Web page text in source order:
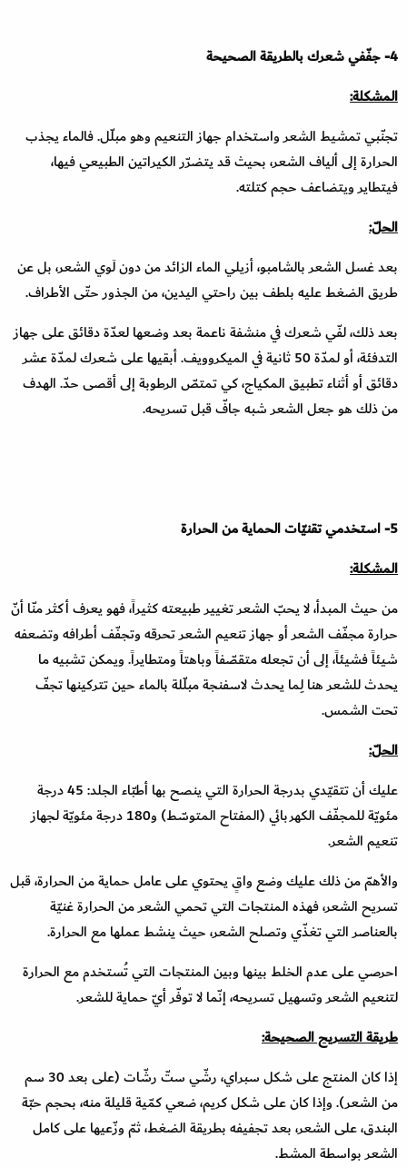
4- جفّفي شعرك بالطريقة الصحيحة
المشكلة:
تجنّبي تمشيط الشعر واستخدام جهاز التنعيم وهو مبلّل. فالماء يجذب
الحرارة إلى ألياف الشعر، بحيث قد يتضرّر الكيراتين الطبيعي فيها،
فيتطاير ويتضاعف حجم كتلته.
الحلّ:
بعد غسل الشعر بالشامبو، أزيلي الماء الزائد من دون لَوي الشعر، بل عن
طريق الضغط عليه بلطف بين راحتي اليدين، من الجذور حتّى الأطراف.
بعد ذلك، لفّي شعرك في منشفة ناعمة بعد وضعها لعدّة دقائق على جهاز
التدفئة، أو لمدّة 50 ثانية في الميكروويف. أبقيها على شعرك لمدّة عشر
دقائق أو أثناء تطبيق المكياج، كي تمتصّ الرطوبة إلى أقصى حدّ. الهدف
من ذلك هو جعل الشعر شبه جافّ قبل تسريحه.
5- استخدمي تقنيّات الحماية من الحرارة
المشكلة:
من حيث المبدأ، لا يحبّ الشعر تغيير طبيعته كثيراً، فهو يعرف أكثر منّا أنّ
حرارة مجفّف الشعر أو جهاز تنعيم الشعر تحرقه وتجفّف أطرافه وتضعفه
شيئاً فشيئاً، إلى أن تجعله متقصّفاً وباهتاً ومتطايراً. ويمكن تشبيه ما
يحدث للشعر هنا لِما يحدث لاسفنجة مبلّلة بالماء حين تتركينها تجفّ
تحت الشمس.
الحلّ:
عليك أن تتقيّدي بدرجة الحرارة التي ينصح بها أطبّاء الجلد: 45 درجة
مئويّة للمجفّف الكهربائي (المفتاح المتوسّط) و180 درجة مئويّة لجهاز
تنعيم الشعر.
والأهمّ من ذلك عليك وضع واقٍ يحتوي على عامل حماية من الحرارة، قبل
تسريح الشعر، فهذه المنتجات التي تحمي الشعر من الحرارة غنيّة
بالعناصر التي تغذّي وتصلح الشعر، حيث ينشط عملها مع الحرارة.
احرصي على عدم الخلط بينها وبين المنتجات التي تُستخدم مع الحرارة
لتنعيم الشعر وتسهيل تسريحه، إنّما لا توفّر أيّ حماية للشعر.
طريقة التسريح الصحيحة:
إذا كان المنتج على شكل سبراي، رشّي ستّ رشّات (على بعد 30 سم
من الشعر). وإذا كان على شكل كريم، ضعي كمّية قليلة منه، بحجم حبّة
البندق، على الشعر، بعد تجفيفه بطريقة الضغط، ثمّ وزّعيها على كامل
الشعر بواسطة المشط.